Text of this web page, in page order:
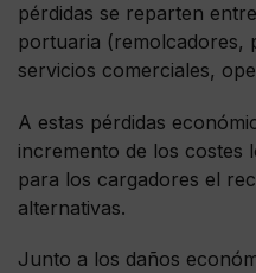
pérdidas se reparten
portuaria (remolcadores,
servicios comerciales,
A estas pérdidas
incremento de los costes
para los cargadores el
alternativas.
Junto a los daños